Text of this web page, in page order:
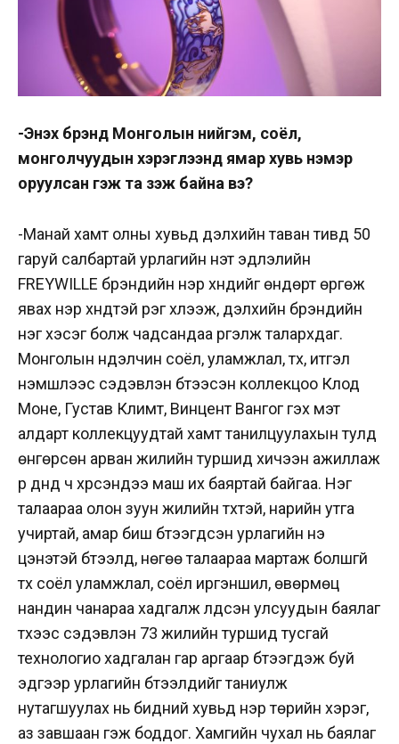
-Энэхүү брэнд Монголын нийгэм, соёл,
монголчуудын хэрэглээнд ямар хувь нэмэр
оруулсан гэж та үзэж байна вэ?
-Манай хамт олны хувьд дэлхийн таван тивд 50
гаруй салбартай урлагийн үнэт эдлэлийн
FREYWILLE брэндийн нэр хүндийг өндөрт өргөж
явах нэр хүндтэй үүрэг хүлээж, дэлхийн брэндийн
нэг хэсэг болж чадсандаа үргэлж талархдаг.
Монголын нүүдэлчин соёл, уламжлал, түүх, итгэл
үнэмшлээс сэдэвлэн бүтээсэн коллекцоо Клод
Моне, Густав Климт, Винцент Вангог гэх мэт
алдарт коллекцуудтай хамт танилцуулахын тулд
өнгөрсөн арван жилийн туршид хичээн ажиллаж
үр дүнд ч хүрсэндээ маш их баяртай байгаа. Нэг
талаараа олон зуун жилийн түүхтэй, нарийн утга
учиртай, амар биш бүтээгдсэн урлагийн үнэ
цэнэтэй бүтээлүүд, нөгөө талаараа мартаж болшгүй
түүх соёл уламжлал, соёл иргэншил, өвөрмөц
нандин чанараа хадгалж үлдсэн улсуудын баялаг
түүхээс сэдэвлэн 73 жилийн туршид тусгай
технологио хадгалан гар аргаар бүтээгдэж буй
эдгээр урлагийн бүтээлүүдийг таниулж
нутагшуулах нь бидний хувьд нэр төрийн хэрэг,
аз завшаан гэж боддог. Хамгийн чухал нь баялаг